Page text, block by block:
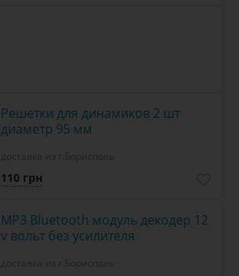
Решетки для динамиков 2 шт
диаметр 95 мм
110 грн
MP3 Bluetooth модуль декодер 12
v вольт без усилителя